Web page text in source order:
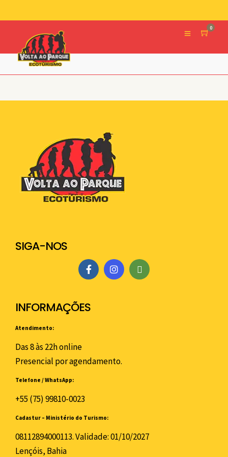
0
SIGA-NOS
INFORMAÇÕES
Atendimento:
Das 8 às 22h online
Presencial por agendamento.
Telefone / WhatsApp:
+55 (75) 99810-0023
Cadastur – Ministério do Turismo:
08112894000113. Validade: 01/10/2027
Lençóis, Bahia